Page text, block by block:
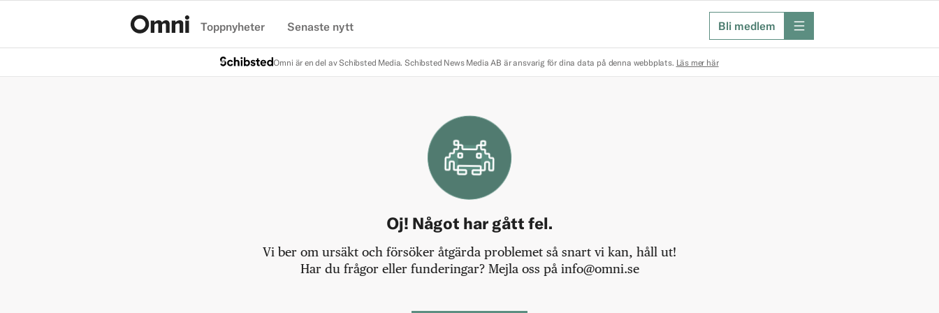
Toppnyheter Senaste nytt Bli medlem meny
Omni är en del av Schibsted Media. Schibsted News Media AB är ansvarig för dina data på denna webbplats. Läs mer här
Oj! Något har gått fel.
Vi ber om ursäkt och försöker åtgärda problemet så snart vi kan, håll ut!
Har du frågor eller funderingar? Mejla oss på info@omni.se